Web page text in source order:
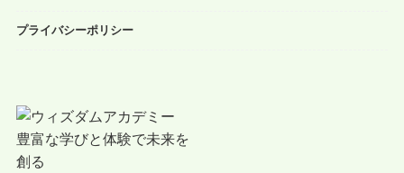
プライバシーポリシー